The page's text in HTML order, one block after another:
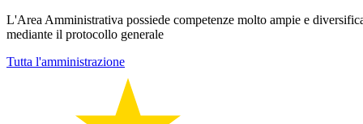
L'Area Amministrativa possiede competenze molto ampie e
mediante il protocollo generale
Tutta l'amministrazione